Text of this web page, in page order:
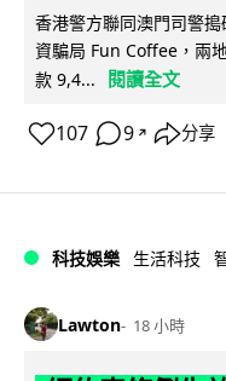
香港警方聯同澳門司警
資騙局 Fun Coffee，兩
款 9,4...
閱讀全文
107 9 ↗ 分享
科技娛樂 生活科技
Lawton 18 小時